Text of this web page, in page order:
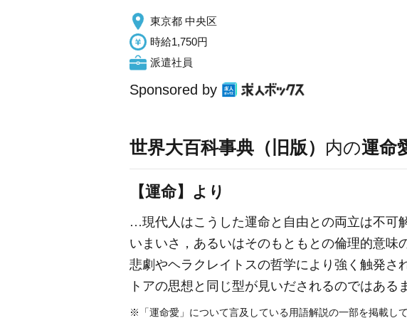
東京都 中央区
時給1,750円
派遣社員
Sponsored by
世界大百科事典（旧版） 内の運命
【運命】より
…現代人はこうした運命と自由との両立は不可
いまいさ，あるいはそのもともとの倫理的意
悲劇やヘラクレイトスの哲学により強く触発さ
トアの思想と同じ型が見いだされるのではある
※「運命愛」について言及している用語解説の一部を掲載して